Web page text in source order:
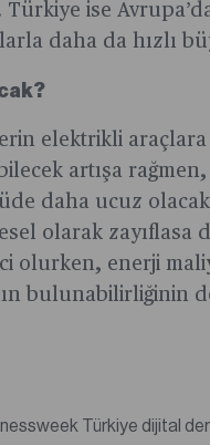
Türkiye ise
daha da hızlı
elektrikli
artışa
daha ucuz
olarak zayıflasa
olurken, enerji
bulunabilirliğinin